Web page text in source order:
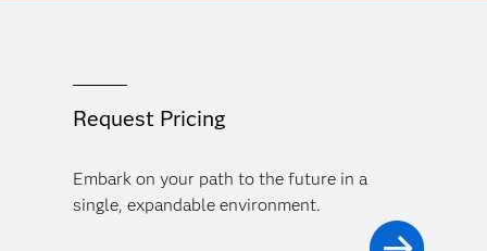
Request Pricing
Embark on your path to the future in a
single, expandable environment.